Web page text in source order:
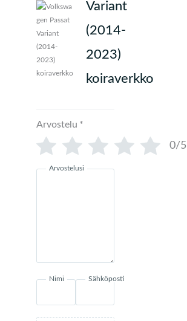
Variant
(2014-
2023)
koiraverkko
Arvostelu *
0/5
Arvostelusi
Nimi Sähköposti